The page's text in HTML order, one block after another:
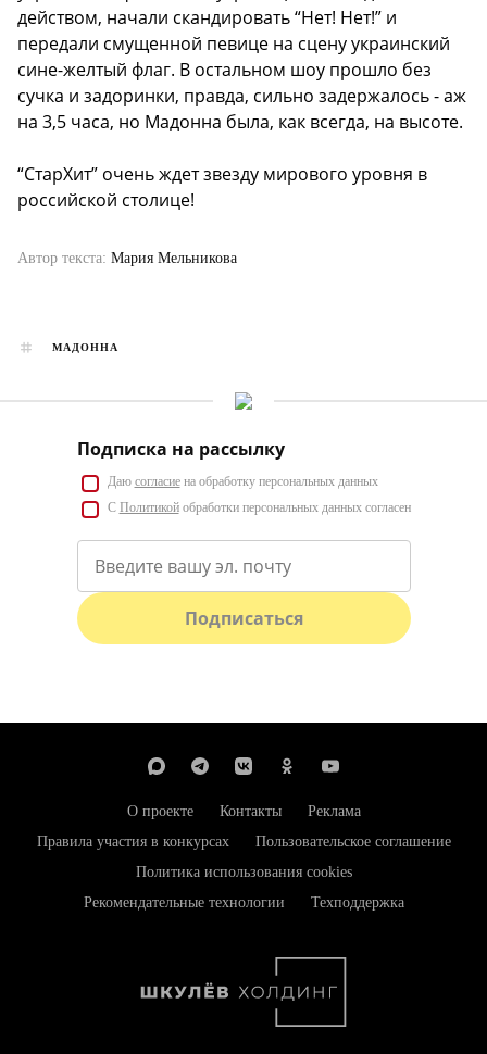
действом, начали скандировать “Нет! Нет!” и
передали смущенной певице на сцену украинский
сине-желтый флаг. В остальном шоу прошло без
сучка и задоринки, правда, сильно задержалось - аж
на 3,5 часа, но Мадонна была, как всегда, на высоте.
“СтарХит” очень ждет звезду мирового уровня в
российской столице!
Автор текста: Мария Мельникова
МАДОННА
Подписка на рассылку
Даю согласиена обработку персональных данных
С Политикойобработки персональных данных согласен
Подписаться
О проекте Контакты
Реклама
Правила участия в конкурсах
Пользовательское соглашение
Политика использования cookies
Рекомендательные технологии
Техподдержка